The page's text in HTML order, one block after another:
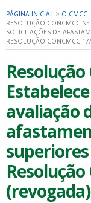
PÁGINA INICIAL > O CMCC
RESOLUÇÃO CONCMCC Nº
SOLICITAÇÕES DE
RESOLUÇÃO CONCMCC
Resolução
avaliação
superiores
Resolução
(revogada)